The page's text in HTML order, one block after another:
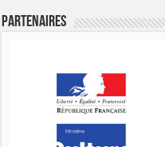
Partenaires